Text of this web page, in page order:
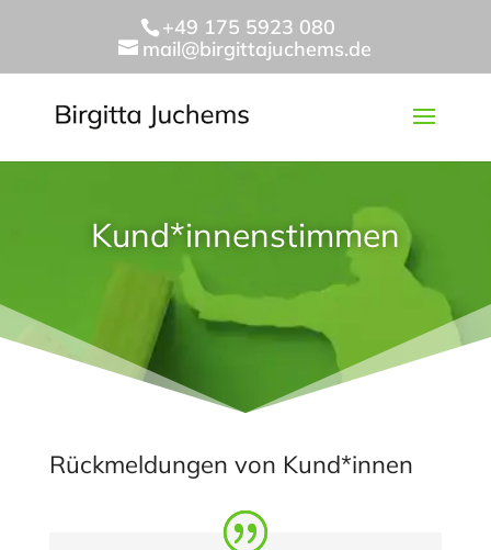
+49 175 5923 080
mail@birgittajuchems.de
Kund*innenstimmen
Rückmeldungen von Kund*innen